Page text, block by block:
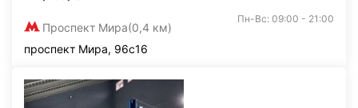
Проспект Мира(0,4 км)
Пн-Вс: 09:00 - 21:00
проспект Мира, 96с16